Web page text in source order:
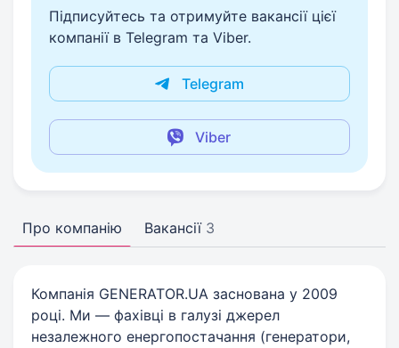
Підписуйтесь та отримуйте вакансії цієї
компанії в Telegram та Viber.
Telegram
Viber
Про компанію Вакансії 3
Компанія GENERATOR.UA заснована у 2009
році. Ми — фахівці в галузі джерел
незалежного енергопостачання (генератори,